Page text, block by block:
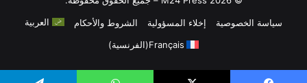
سياسة الخصوصية إخلاء المسؤولية الشروط والأحكام العربية
Français
(الفرنسية)